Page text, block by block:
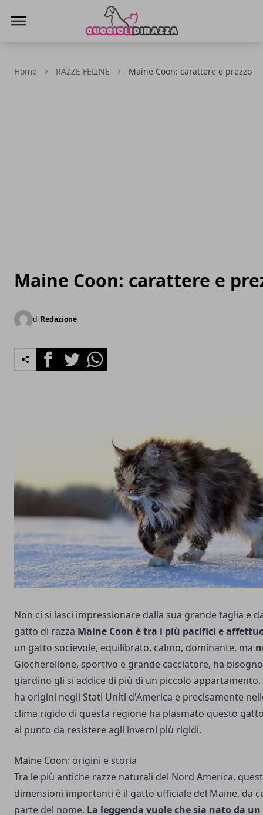
Home RAZZE FELINE Maine Coon: carattere e prezzo
Maine Coon: carattere e
di Redazione
FacebookTwitterWhatsapp
Non ci si lasci impressionare dalla sua grande taglia e
gatto di razza Maine Coon è tra i più pacifici e
un gatto socievole, equilibrato, calmo, dominante, ma
Giocherellone, sportivo e grande cacciatore, ha
giardino gli si addice di più di un piccolo
ha origini negli Stati Uniti d'America e precisamente
clima rigido di questa regione ha plasmato questo
al punto da resistere agli inverni più rigidi.
Maine Coon: origini e storia
Tra le più antiche razze naturali del Nord America,
dimensioni importanti è il gatto ufficiale del Maine, da
parte del nome. La leggenda vuole che sia nato da